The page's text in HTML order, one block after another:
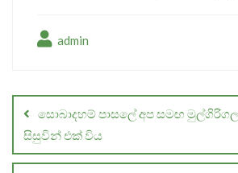
admin
navigation
සොබාදහම් පාසලේ අප සමඟ
සිසුවින් එක් විය